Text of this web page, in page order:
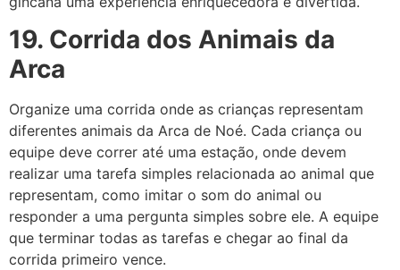
19. Corrida dos Animais da
Arca
Organize uma corrida onde as crianças representam
diferentes animais da Arca de Noé. Cada criança ou
equipe deve correr até uma estação, onde devem
realizar uma tarefa simples relacionada ao animal que
representam, como imitar o som do animal ou
responder a uma pergunta simples sobre ele. A equipe
que terminar todas as tarefas e chegar ao final da
corrida primeiro vence.